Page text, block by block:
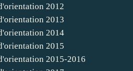
2012
2013
2014
2015
2015-2016